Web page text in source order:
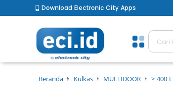
Download Electronic City Apps
Beranda Kulkas MULTIDOOR > 400 L